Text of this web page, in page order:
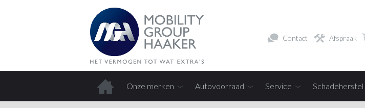
Contact Afspraak
Onze merken Autovoorraad Service Schadeherstel